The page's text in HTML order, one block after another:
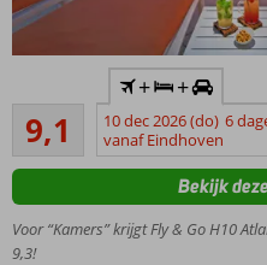
Accommodatie met een
GSTC erkend
duurzaamheidscertificaat
Inclusief
huurauto
hotel
9,1Uitstekend
74
beoordelingen
+ +
10 dec 2026 (do) 6
vanaf Eindhoven
Voor “Kamers” krijgt Fly & Go H10
9,3!
Bekijk